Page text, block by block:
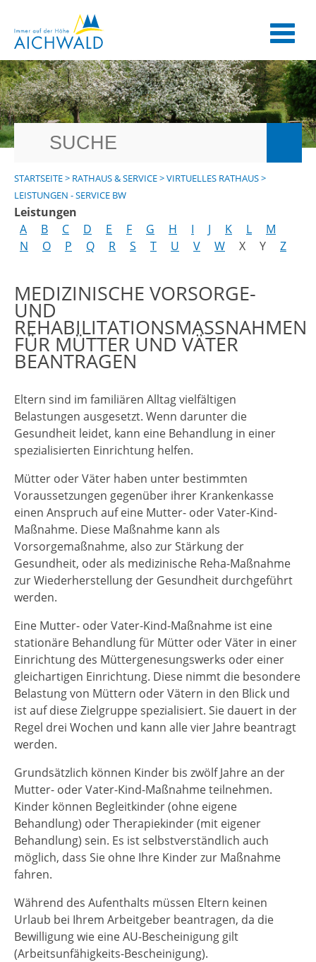
STARTSEITE> RATHAUS & SERVICE>VIRTUELLES RATHAUS>
LEISTUNGEN - SERVICE BW
Leistungen
A
B C D E F G H I J K L
M
N
O P Q R S T U V W X Y Z
MEDIZINISCHE VORSORGE-
UND
REHABILITATIONSMASSNAHMEN F
ÜR MÜTTER UND VÄTER B
EANTRAGEN
Eltern sind im familiären Alltag vielfältigen
Belastungen ausgesetzt. Wenn darunter die
Gesundheit leidet, kann eine Behandlung in einer
spezialisierten Einrichtung helfen.
Mütter oder Väter haben unter bestimmten
Voraussetzungen gegenüber ihrer Krankenkasse
einen Anspruch auf eine Mutter- oder Vater-Kind-
Maßnahme. Diese Maßnahme kann als
Vorsorgemaßnahme, also zur Stärkung der
Gesundheit, oder als medizinische Reha-Maßnahme
zur Wiederherstellung der Gesundheit durchgeführt
werden.
Eine Mutter- oder Vater-Kind-Maßnahme ist eine
stationäre Behandlung für Mütter oder Väter in einer
Einrichtung des Müttergenesungswerks oder einer
gleichartigen Einrichtung. Diese nimmt die besondere
Belastung von Müttern oder Vätern in den Blick und
ist auf diese Zielgruppe spezialisiert. Sie dauert in der
Regel drei Wochen und kann alle vier Jahre beantragt
werden.
Grundsätzlich können Kinder bis zwölf Jahre an der
Mutter- oder Vater-Kind-Maßnahme teilnehmen.
Kinder können Begleitkinder (ohne eigene
Behandlung) oder Therapiekinder (mit eigener
Behandlung) sein. Es ist selbstverständlich auch
möglich, dass Sie ohne Ihre Kinder zur Maßnahme
fahren.
Während des Aufenthalts müssen Eltern keinen
Urlaub bei Ihrem Arbeitgeber beantragen, da die
Bewilligung wie eine AU-Bescheinigung gilt
(Arbeitsunfähigkeits-Bescheinigung).